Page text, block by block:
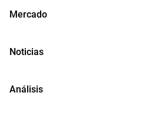
Mercado
Noticias
Análisis